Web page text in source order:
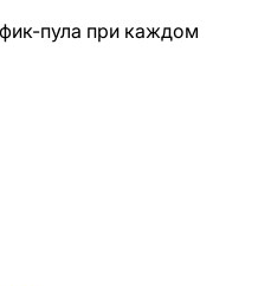
пула при каждом